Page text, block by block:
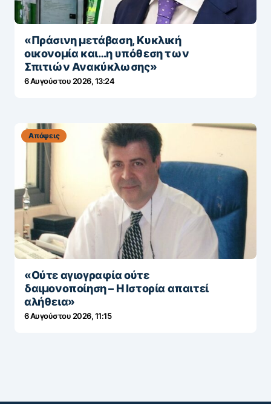
«Πράσινη μετάβαση, Κυκλική
οικονομία και…η υπόθεση των
Σπιτιών Ανακύκλωσης»
6 Αυγούστου 2026, 13:24
Απόψεις
«Ούτε αγιογραφία ούτε
δαιμονοποίηση – Η Ιστορία απαιτεί
αλήθεια»
6 Αυγούστου 2026, 11:15